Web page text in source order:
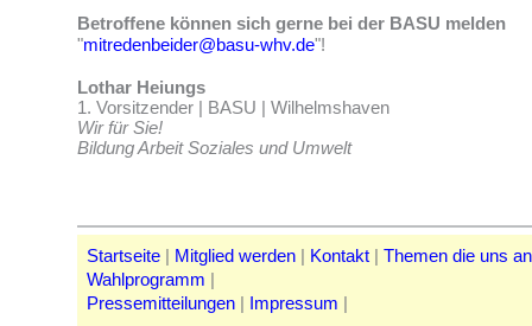
Betroffene können sich gerne bei der BASU melden
"mitredenbeider@basu-whv.de"!
Lothar Heiungs
1. Vorsitzender | BASU | Wilhelmshaven
Wir für Sie!
Bildung Arbeit Soziales und Umwelt
Startseite | Mitglied werden | Kontakt | Themen die uns
Wahlprogramm |
Pressemitteilungen | Impressum |